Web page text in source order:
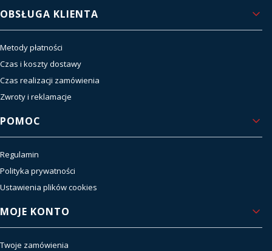
OBSŁUGA KLIENTA
Metody płatności
Czas i koszty dostawy
Czas realizacji zamówienia
Zwroty i reklamacje
POMOC
Regulamin
Polityka prywatności
Ustawienia plików cookies
MOJE KONTO
Twoje zamówienia